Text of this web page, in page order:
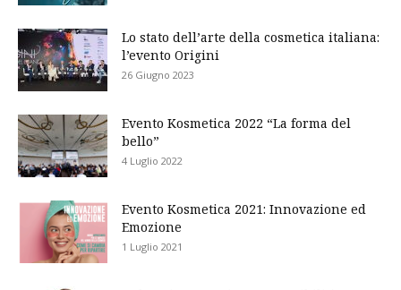
Lo stato dell’arte della cosmetica italiana:
l’evento Origini
26 Giugno 2023
Evento Kosmetica 2022 “La forma del
bello”
4 Luglio 2022
Evento Kosmetica 2021: Innovazione ed
Emozione
1 Luglio 2021